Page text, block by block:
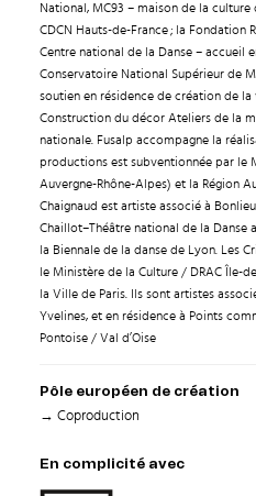
National, MC93 – maison de la culture
CDCN Hauts-de-France ; la Fondation
Centre national de la Danse – accueil
Conservatoire National Supérieur de
soutien en résidence de création de la
Construction du décor Ateliers de la
nationale. Fusalp accompagne la
productions est subventionnée par le
Auvergne-Rhône-Alpes) et la Région
Chaignaud est artiste associé à
Chaillot–Théâtre national de la Danse
la Biennale de la danse de Lyon. Les
le Ministère de la Culture / DRAC Île-
la Ville de Paris. Ils sont artistes
Yvelines, et en résidence à Points
Pontoise / Val d’Oise
Pôle européen de création
→ Coproduction
En complicité avec